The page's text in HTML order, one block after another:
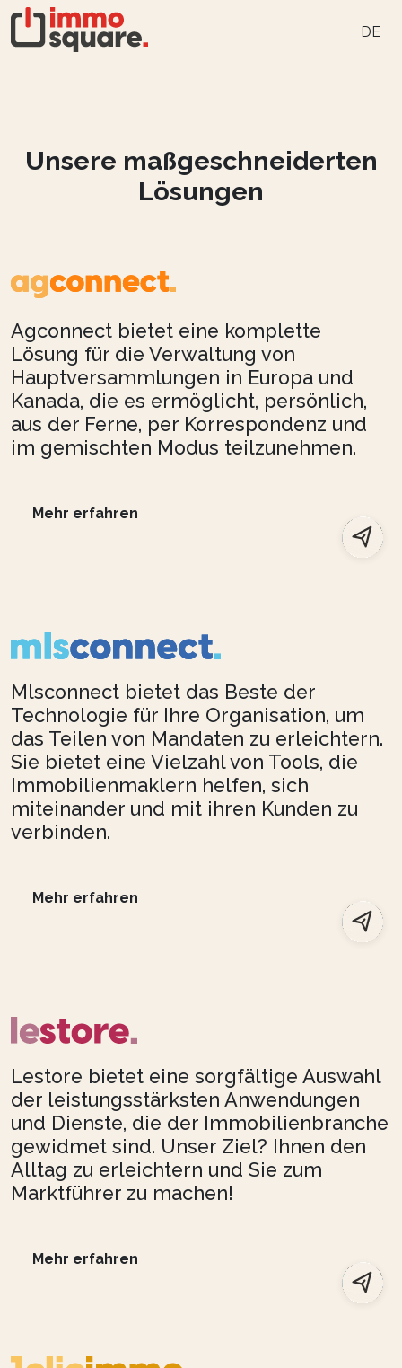
DE
Unsere maßgeschneiderten
Lösungen
Agconnect bietet eine komplette
Lösung für die Verwaltung von
Hauptversammlungen in Europa und
Kanada, die es ermöglicht, persönlich,
aus der Ferne, per Korrespondenz und
im gemischten Modus teilzunehmen.
Mehr erfahren
Mlsconnect bietet das Beste der
Technologie für Ihre Organisation, um
das Teilen von Mandaten zu erleichtern.
Sie bietet eine Vielzahl von Tools, die
Immobilienmaklern helfen, sich
miteinander und mit ihren Kunden zu
verbinden.
Mehr erfahren
Lestore bietet eine sorgfältige Auswahl
der leistungsstärksten Anwendungen
und Dienste, die der Immobilienbranche
gewidmet sind. Unser Ziel? Ihnen den
Alltag zu erleichtern und Sie zum
Marktführer zu machen!
Mehr erfahren